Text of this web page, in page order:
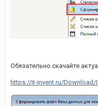
Обязательно скачайте
https://it-invent.ru/Download/